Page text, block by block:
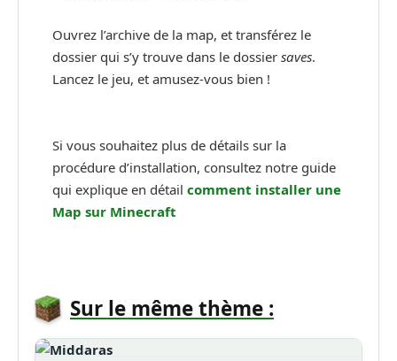
Ouvrez l’archive de la map, et transférez le
dossier qui s’y trouve dans le dossier saves.
Lancez le jeu, et amusez-vous bien !
Si vous souhaitez plus de détails sur la
procédure d’installation, consultez notre guide
qui explique en détail comment installer une
Map sur Minecraft
Sur le même thème :